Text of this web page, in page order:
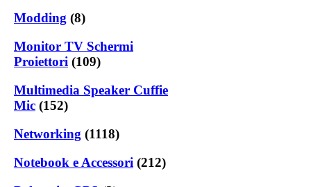
Modding (8)
Monitor TV Schermi
Proiettori (109)
Multimedia Speaker Cuffie
Mic (152)
Networking (1118)
Notebook e Accessori (212)